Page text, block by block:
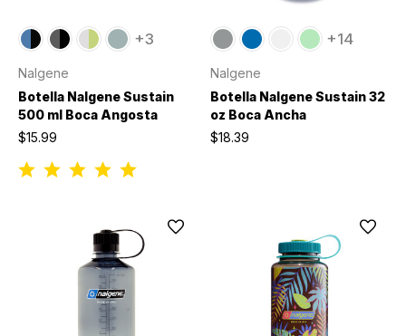
+3
Nalgene
Botella Nalgene Sustain
500 ml Boca Angosta
$15.99
+14
Nalgene
Botella Nalgene Sustain 32
oz Boca Ancha
$18.39